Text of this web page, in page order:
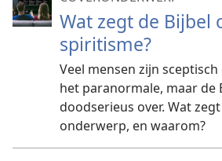
Wat zegt de Bijbel
spiritisme?
Veel mensen zijn
het paranormale, maar de
doodserieus over. Wat
onderwerp, en waarom?